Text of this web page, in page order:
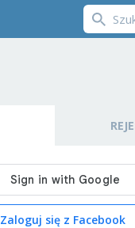
Zaloguj się z Facebook